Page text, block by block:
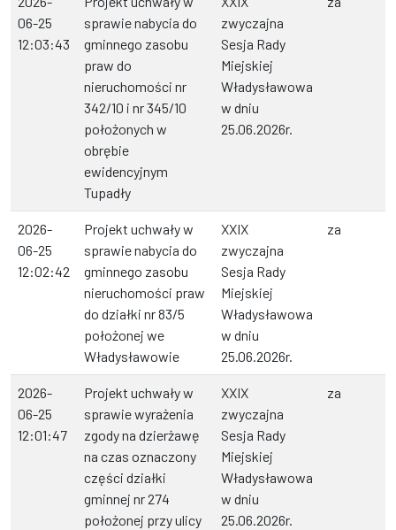
06-25
12:03:43
sprawie nabycia do
gminnego zasobu
praw do
nieruchomości nr
342/10 i nr 345/10
położonych w
obrębie
ewidencyjnym
Tupadły
zwyczajna
Sesja Rady
Miejskiej
Władysławowa
w dniu
25.06.2026r.
2026-
06-25
12:02:42
Projekt uchwały w
sprawie nabycia do
gminnego zasobu
nieruchomości praw
do działki nr 83/5
położonej we
Władysławowie
XXIX
zwyczajna
Sesja Rady
Miejskiej
Władysławowa
w dniu
25.06.2026r.
za
2026-
06-25
12:01:47
Projekt uchwały w
sprawie wyrażenia
zgody na dzierżawę
na czas oznaczony
części działki
gminnej nr 274
położonej przy ulicy
XXIX
zwyczajna
Sesja Rady
Miejskiej
Władysławowa
w dniu
25.06.2026r.
za